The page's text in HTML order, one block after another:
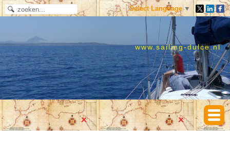
Select Language ▼
www.sailing-dulce.nl